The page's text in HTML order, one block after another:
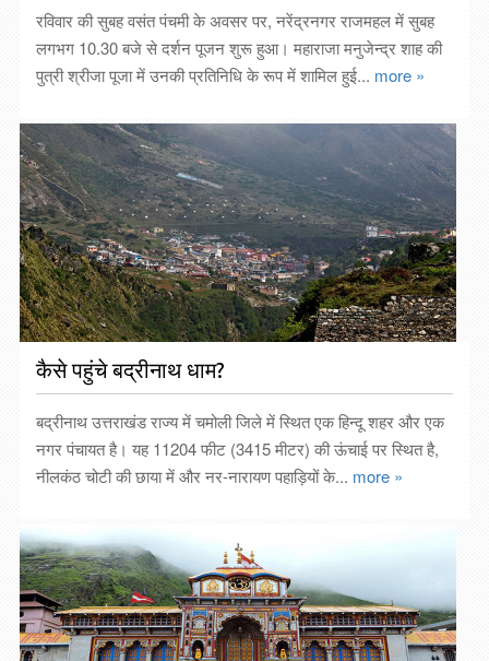
रविवार की सुबह वसंत पंचमी के अवसर पर, नरेंद्रनगर राजमहल में सुबह
लगभग 10.30 बजे से दर्शन पूजन शुरू हुआ। महाराजा मनुजेन्द्र शाह की
पुत्री श्रीजा पूजा में उनकी प्रतिनिधि के रूप में शामिल हुई... more »
कैसे पहुंचे बद्रीनाथ धाम?
बद्रीनाथ उत्तराखंड राज्य में चमोली जिले में स्थित एक हिन्दू शहर और एक
नगर पंचायत है। यह 11204 फीट (3415 मीटर) की ऊंचाई पर स्थित है,
नीलकंठ चोटी की छाया में और नर-नारायण पहाड़ियों के... more »